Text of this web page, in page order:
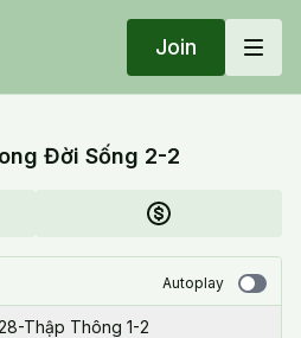
Join
Đời Sống 2-2
Autoplay
Thập Thông 1-2